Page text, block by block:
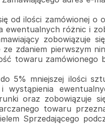
od ilości zamówionej o
ewentualnych różnic i
zobowiązuje
zdaniem pierwszym
towaru zamówionego
5% mniejszej ilości
wystąpienia
oraz zobowiązuje
towaru
Sprzedającego